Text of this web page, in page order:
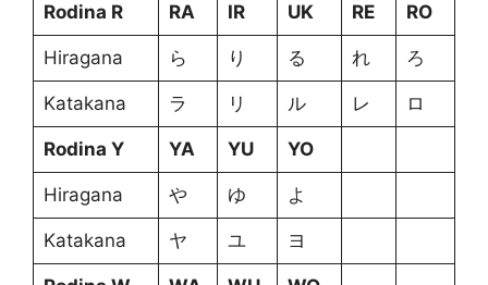
Rodina R RA IR UK RE RO
Hiragana ら り る れ ろ
Katakana ラ リ ル レ ロ
Rodina Y YA YU YO
Hiragana や ゆ よ
Katakana ヤ ユ ヨ